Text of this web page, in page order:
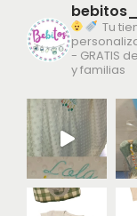
Tu
- GRATIS
y familias